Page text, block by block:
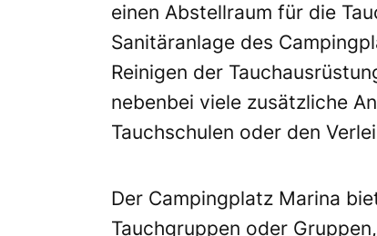
einen Abstellraum für die
Sanitäranlage des
Reinigen der
nebenbei viele zusätzliche
Tauchschulen oder den
Der Campingplatz Marina
Tauchgruppen oder